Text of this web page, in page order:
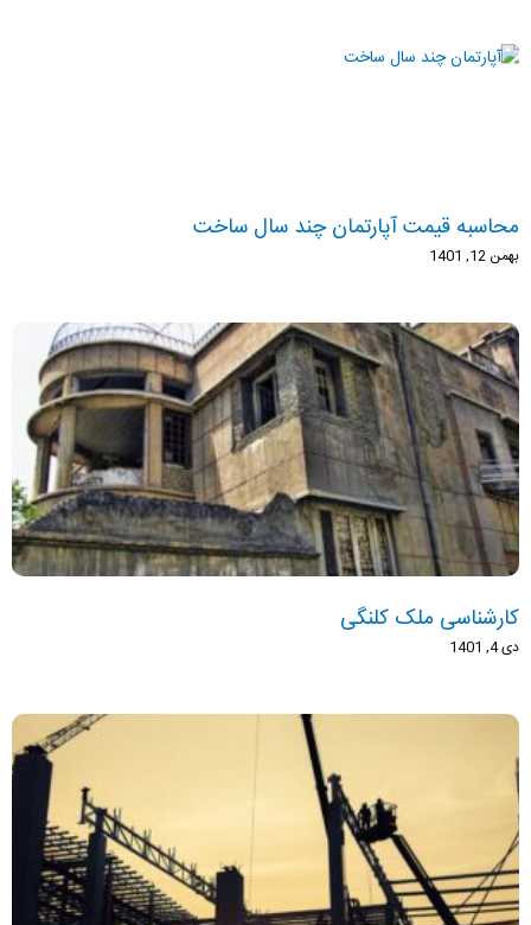
محاسبه قیمت آپارتمان چند سال ساخت
بهمن 12, 1401
کارشناسی ملک کلنگی
دی 4, 1401